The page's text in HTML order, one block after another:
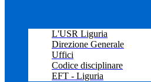
L'USR Liguria
Direzione Generale
Uffici
Codice disciplinare
EFT - Liguria